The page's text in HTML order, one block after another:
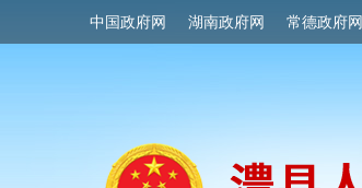
中国政府网 湖南政府网 常德政府网